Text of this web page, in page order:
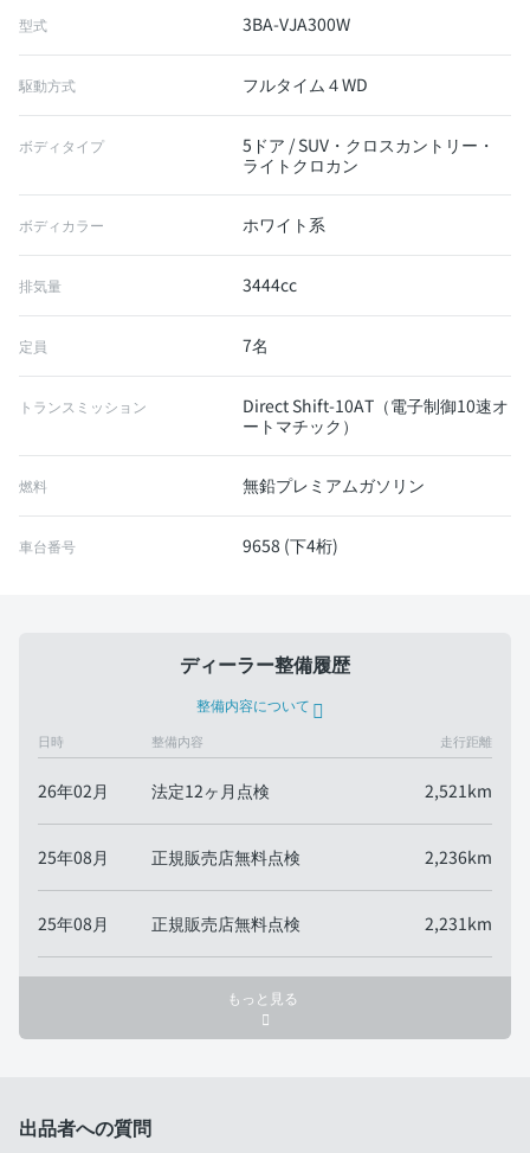
型式 3BA-VJA300W
駆動方式 フルタイム４WD
ボディタイプ
5ドア / SUV・クロスカントリー・
ライトクロカン
ボディカラー ホワイト系
排気量 3444cc
定員 7名
トランスミッション
Direct Shift-10AT（電子制御10速オ
ートマチック）
燃料 無鉛プレミアムガソリン
車台番号 9658 (下4桁)
ディーラー整備履歴
整備内容について
日時 整備内容 走行距離
26年02月 法定12ヶ月点検 2,521km
25年08月 正規販売店無料点検 2,236km
25年08月 正規販売店無料点検 2,231km
もっと見る
出品者への質問